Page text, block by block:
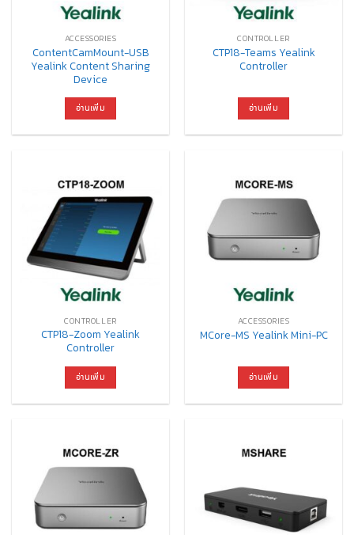
ACCESSORIES
ContentCamMount-USB
Yealink Content Sharing
Device
อ่านเพิ่ม
CONTROLLER
CTP18-Teams Yealink
Controller
อ่านเพิ่ม
CONTROLLER
CTP18-Zoom Yealink
Controller
อ่านเพิ่ม
ACCESSORIES
MCore-MS Yealink Mini-PC
อ่านเพิ่ม